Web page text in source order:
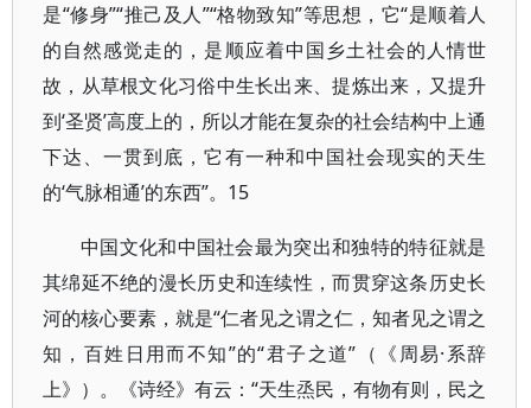
是“修身”“推己及人”“格物致知”等思想，它“是顺着人
的自然感觉走的，是顺应着中国乡土社会的人情世
故，从草根文化习俗中生长出来、提炼出来，又提升
到‘圣贤’高度上的，所以才能在复杂的社会结构中上通
下达、一贯到底，它有一种和中国社会现实的天生
的‘气脉相通’的东西”。15
中国文化和中国社会最为突出和独特的特征就是
其绵延不绝的漫长历史和连续性，而贯穿这条历史长
河的核心要素，就是“仁者见之谓之仁，知者见之谓之
知，百姓日用而不知”的“君子之道”（《周易·系辞
上》）。《诗经》有云：“天生烝民，有物有则，民之